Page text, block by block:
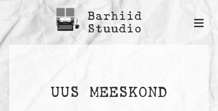
Barhiid
Stuudio
≡
UUS MEESKOND